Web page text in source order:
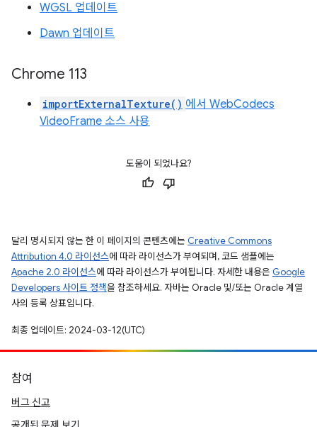
WGSL 업데이트
Dawn 업데이트
Chrome 113
importExternalTexture() 에서 WebCodecs
VideoFrame 소스 사용
도움이 되었나요?
달리 명시되지 않는 한 이 페이지의 콘텐츠에는 Creative Commons
Attribution 4.0 라이선스에 따라 라이선스가 부여되며, 코드 샘플에는
Apache 2.0 라이선스에 따라 라이선스가 부여됩니다. 자세한 내용은 Google
Developers 사이트 정책을 참조하세요. 자바는 Oracle 및/또는 Oracle 계열
사의 등록 상표입니다.
최종 업데이트: 2024-03-12(UTC)
참여
버그 신고